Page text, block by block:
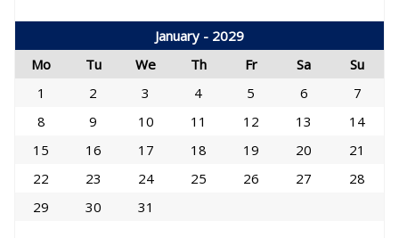
January - 2029
Mo
Tu We Th Fr Sa
Su
1
2 3 4 5 6
7
8
9 10 11 12 13
14
15
16 17 18 19 20
21
22
23 24 25 26 27
28
29
30 31